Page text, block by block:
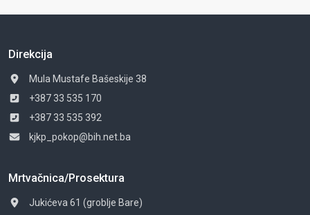
Direkcija
Mula Mustafe Bašeskije 38
+387 33 535 170
+387 33 535 392
kjkp_pokop@bih.net.ba
Mrtvačnica/Prosektura
Jukićeva 61 (groblje Bare)